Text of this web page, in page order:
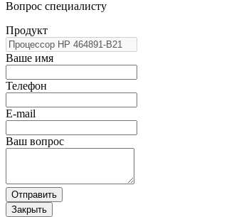
Вопрос специалисту
Продукт
Ваше имя
Телефон
E-mail
Ваш вопрос
Отправить
Закрыть